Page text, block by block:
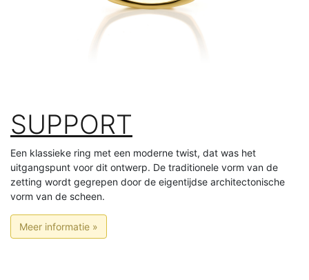
SUPPORT
Een klassieke ring met een moderne twist, dat was het
uitgangspunt voor dit ontwerp. De traditionele vorm van de
zetting wordt gegrepen door de eigentijdse architectonische
vorm van de scheen.
Meer informatie »